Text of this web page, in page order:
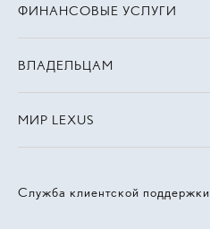
Служба клиентской поддержки
ФИНАНСОВЫЕ УСЛУГИ
ВЛАДЕЛЬЦАМ
МИР LEXUS